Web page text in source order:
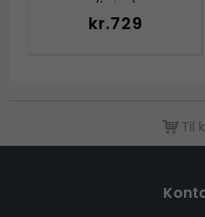
(beige)
kr.729
Til